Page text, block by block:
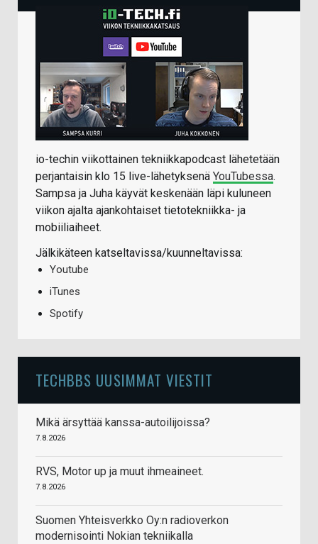
io-techin viikottainen tekniikkapodcast lähetetään
perjantaisin klo 15 live-lähetyksenä YouTubessa.
Sampsa ja Juha käyvät keskenään läpi kuluneen
viikon ajalta ajankohtaiset tietotekniikka- ja
mobiiliaiheet.
Jälkikäteen katseltavissa/kuunneltavissa:
Youtube
iTunes
Spotify
TECHBBS UUSIMMAT VIESTIT
Mikä ärsyttää kanssa-autoilijoissa?
7.8.2026
RVS, Motor up ja muut ihmeaineet.
7.8.2026
Suomen Yhteisverkko Oy:n radioverkon
modernisointi Nokian tekniikalla